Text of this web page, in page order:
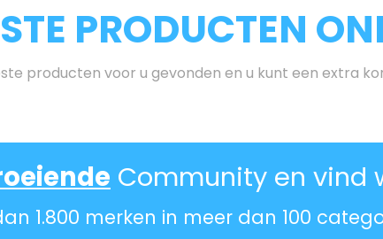
PRODUCTEN
producten voor u gevonden en u kunt een extra
Community en vind
1.800 merken in meer dan 100